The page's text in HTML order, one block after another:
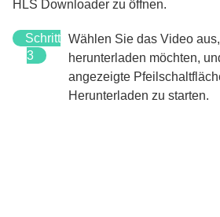
HLS Downloader zu öffnen.
Schritt
3
Wählen Sie das Video
herunterladen möchten,
angezeigte
Herunterladen zu starten.